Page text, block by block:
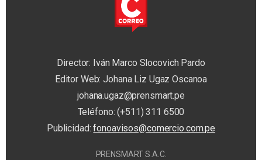
Director: Iván Marco Slocovich Pardo
Editor Web: Johana Liz Ugaz Oscanoa
johana.ugaz@prensmart.pe
Teléfono: (+511) 311 6500
Publicidad:fonoavisos@comercio.com.pe
PRENSMART S.A.C.